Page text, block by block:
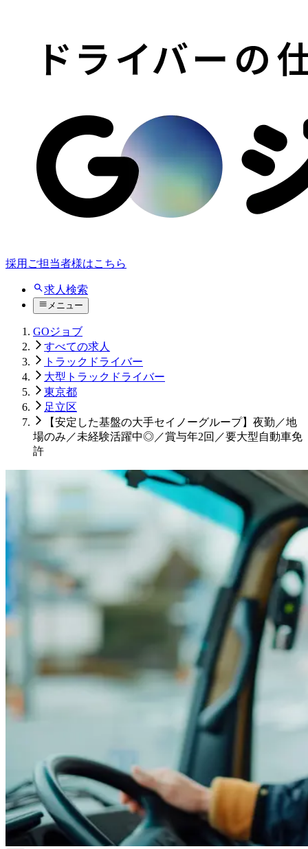
採用ご担当者様はこちら
求人検索
メニュー
GOジョブ
すべての求人
トラックドライバー
大型トラックドライバー
東京都
足立区
【安定した基盤の大手セイノーグループ】夜勤／地
場のみ／未経験活躍中◎／賞与年2回／要大型自動車免
許